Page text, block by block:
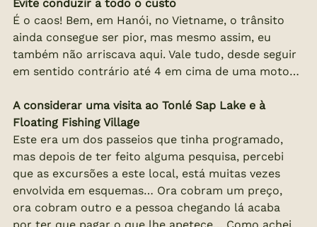
Evite conduzir a todo o custo
É o caos! Bem, em Hanói, no Vietname, o trânsito
ainda consegue ser pior, mas mesmo assim, eu
também não arriscava aqui. Vale tudo, desde seguir
em sentido contrário até 4 em cima de uma moto…
A considerar uma visita ao Tonlé Sap Lake e à
Floating Fishing Village
Este era um dos passeios que tinha programado,
mas depois de ter feito alguma pesquisa, percebi
que as excursões a este local, está muitas vezes
envolvida em esquemas… Ora cobram um preço,
ora cobram outro e a pessoa chegando lá acaba